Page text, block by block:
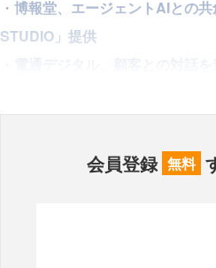
・ 博報堂、エージェントAIとの
STUDIO」提供
会員登録 無料